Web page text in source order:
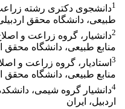
1دانشجوی دکتری رشته
طبیعی، دانشگاه محقق
2دانشیار، گروه زراعت و
منابع طبیعی، دانشگاه محقق
3 استادیار، گروه زراعت و
منابع طبیعی، دانشگاه محقق
4دانشیار گروه شیمی،
اردبیل، ایران